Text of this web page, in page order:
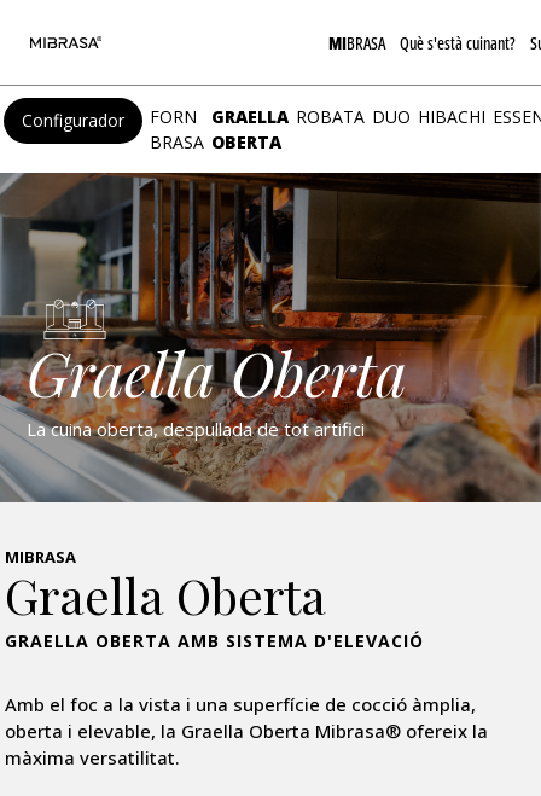
MIBRASA Què s'està cuinant?
Configurador
FORN
BRASA
GRAELLA
OBERTA
ROBATA DUO HIBACHI
Graella Oberta
La cuina oberta, despullada de tot artifici
MIBRASA
Graella Oberta
GRAELLA OBERTA AMB SISTEMA D'ELEVACIÓ
Amb el foc a la vista i una superfície de cocció àmplia,
oberta i elevable, la Graella Oberta Mibrasa® ofereix la
màxima versatilitat.